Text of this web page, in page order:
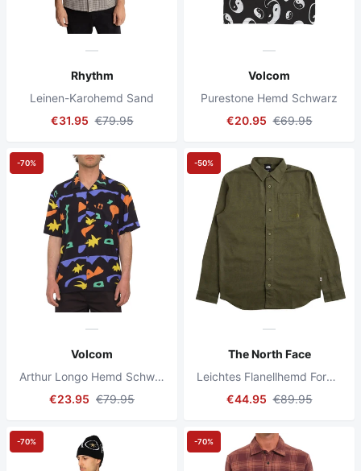
Rhythm
Leinen-Karohemd Sand
€31.95 €79.95
Volcom
Purestone Hemd Schwarz
€20.95 €69.95
Volcom
Arthur Longo Hemd Schwarz
€23.95 €79.95
-70%
The North Face
Leichtes Flanellhemd Forest Olive / Dark Heather
€44.95 €89.95
-50%
-70% -70%